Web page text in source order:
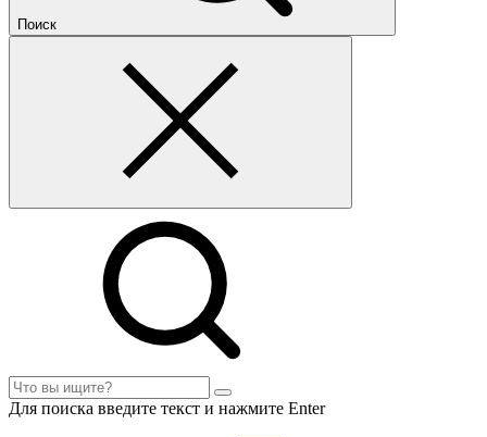
Поиск
Для поиска введите текст и нажмите Enter